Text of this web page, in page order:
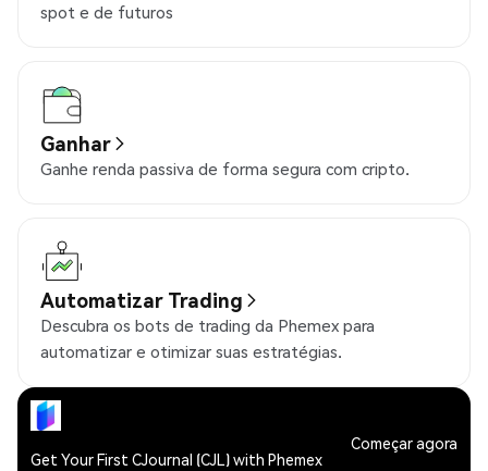
spot e de futuros
Ganhar
Ganhe renda passiva de forma segura com cripto.
Automatizar Trading
Descubra os bots de trading da Phemex para
automatizar e otimizar suas estratégias.
Get Your First CJournal (CJL) with Phemex
Começar agora